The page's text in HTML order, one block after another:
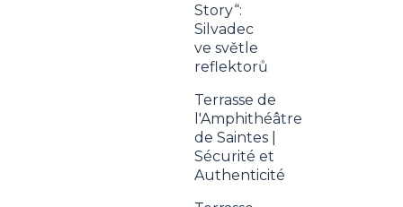
Story“:
Silvadec
ve světle
reflektorů
Terrasse de
l'Amphithéâtre
de Saintes |
Sécurité et
Authenticité